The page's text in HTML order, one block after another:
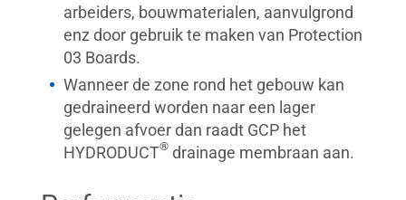
arbeiders, bouwmaterialen, aanvulgrond
enz door gebruik te maken van Protection
03 Boards.
Wanneer de zone rond het gebouw kan
gedraineerd worden naar een lager
gelegen afvoer dan raadt GCP het
HYDRODUCT® drainage membraan aan.